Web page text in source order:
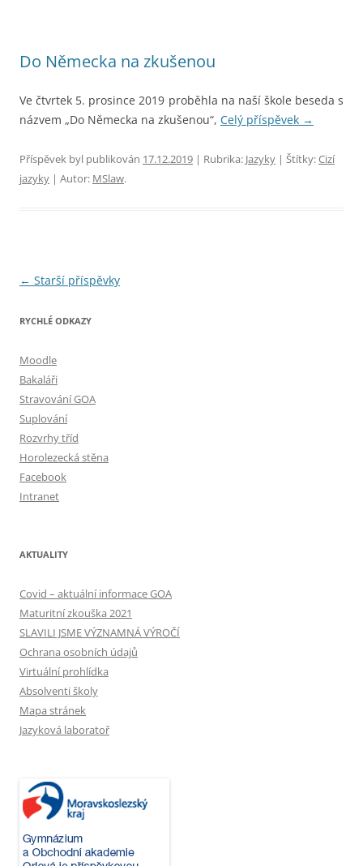
Do Německa na zkušenou
Ve čtvrtek 5. prosince 2019 proběhla na naší škole beseda s
názvem „Do Německa na zkušenou“, Celý příspěvek →
Příspěvek byl publikován 17.12.2019 | Rubrika: Jazyky | Štítky:Cizí
jazyky | Autor: MSlaw.
Navigace
příspěvky
← Starší příspěvky
RYCHLÉ ODKAZY
Moodle
Bakaláři
Stravování GOA
Suplování
Rozvrhy tříd
Horolezecká stěna
Facebook
Intranet
AKTUALITY
Covid – aktuální informace GOA
Maturitní zkouška 2021
SLAVILI JSME VÝZNAMNÁ VÝROČÍ
Ochrana osobních údajů
Virtuální prohlídka
Absolventi školy
Mapa stránek
Jazyková laboratoř